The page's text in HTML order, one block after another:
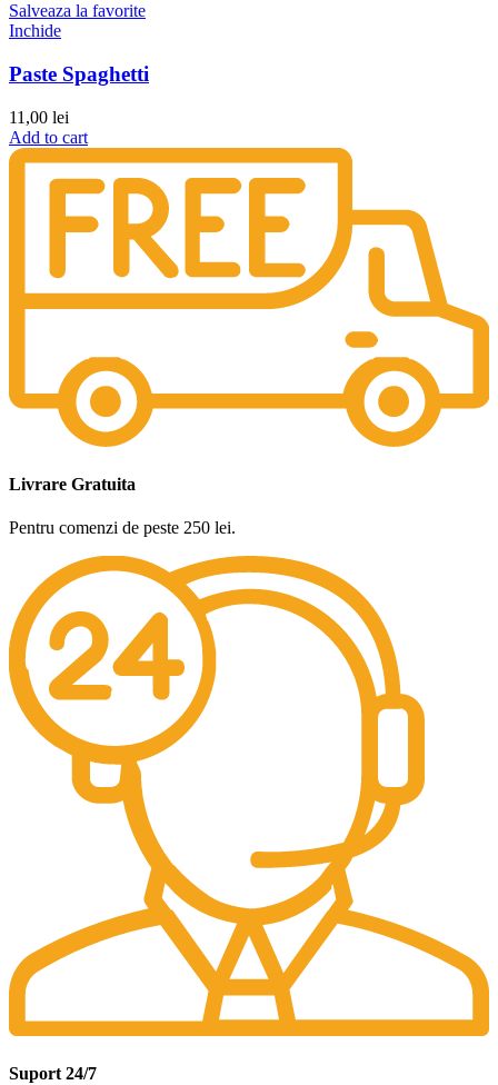
Salveaza la favorite
Inchide
Paste Spaghetti
11,00 lei
Add to cart
Livrare Gratuita
Pentru comenzi de peste 250 lei.
Suport 24/7